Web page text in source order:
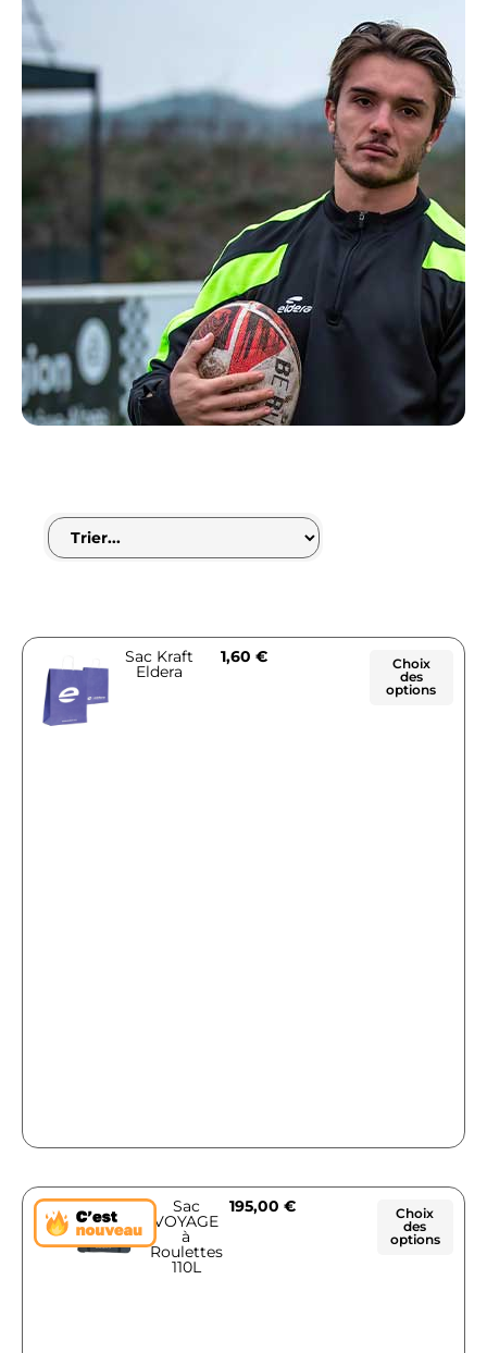
Sac Kraft
Eldera
1,60 €
Choix
des
options
Sac
VOYAGE
à
Roulettes
110L
195,00€
Choix
des
options